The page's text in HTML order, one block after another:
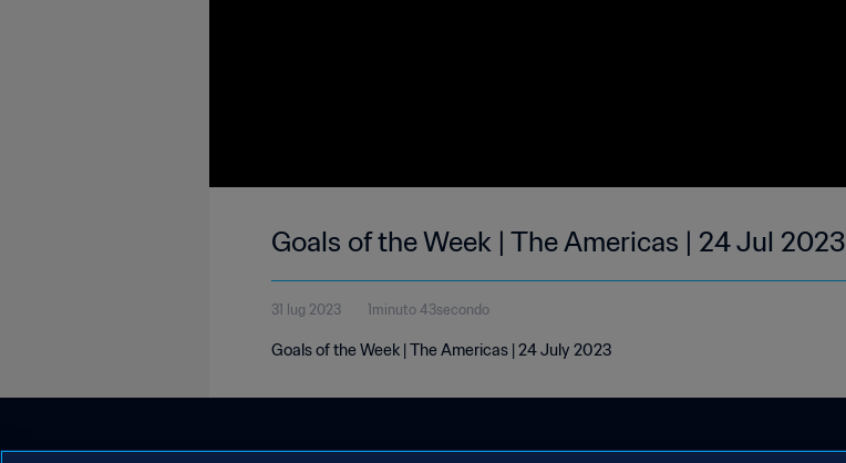
Goals of the Week | The Americas | 24 Jul 2023
31 lug 2023 1minuto 43secondo
Goals of the Week | The Americas | 24 July 2023